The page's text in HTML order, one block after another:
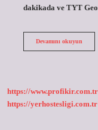
dakikada ve TYT
Devamını okuyunTyt
https://www.profikir.com.tr
https://yerhostesligi.com.tr